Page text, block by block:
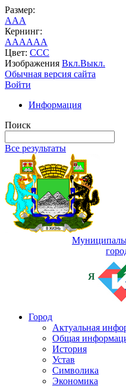
Размер:
AAA
Кернинг:
AAAAAA
Цвет: CCC
Изображения Вкл.Выкл.
Обычная версия сайта
Войти
Информация
Поиск
Все результаты
Я
Город
Актуальная
Общая
История
Устав
Символика
Экономика